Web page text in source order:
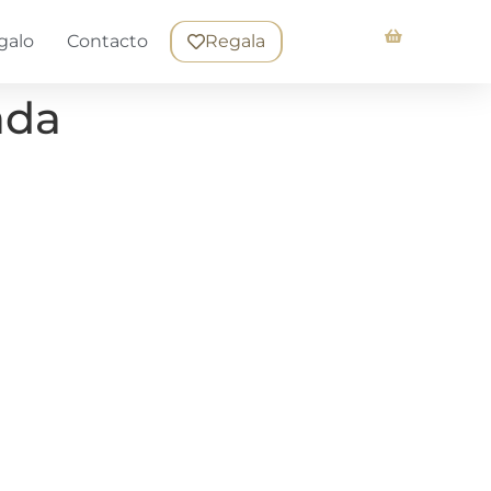
Contacto Regala